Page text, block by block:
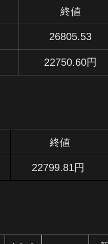
終値
26805.53
22750.60円
終値
22799.81円